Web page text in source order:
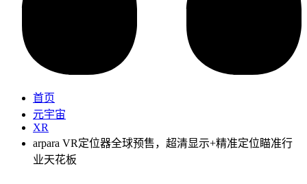
首页
元宇宙
XR
arpara VR定位器全球预售，超清显示+精准定位瞄准行
业天花板